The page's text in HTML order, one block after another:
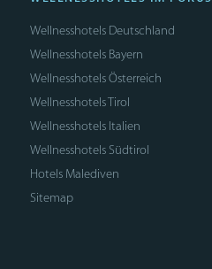
Wellnesshotels Deutschland
Wellnesshotels Bayern
Wellnesshotels Österreich
Wellnesshotels Tirol
Wellnesshotels Italien
Wellnesshotels Südtirol
Hotels Malediven
Sitemap